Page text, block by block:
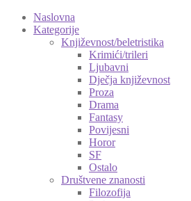
Naslovna
Kategorije
Književnost/beletristika
Krimići/trileri
Ljubavni
Dječja književnost
Proza
Drama
Fantasy
Povijesni
Horor
SF
Ostalo
Društvene znanosti
Filozofija